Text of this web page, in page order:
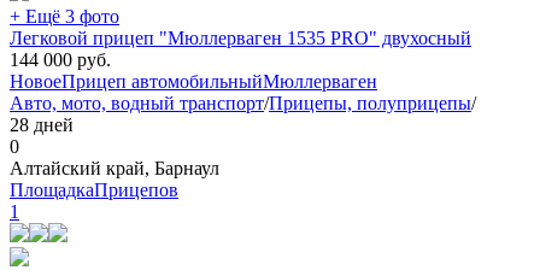
+ Ещё 3 фото
Легковой прицеп "Мюллерваген 1535 PRO" двухосный
144 000 руб.
НовоеПрицеп автомобильныйМюллерваген
Авто, мото, водный транспорт/Прицепы, полуприцепы/
28 дней
0
Алтайский край, Барнаул
ПлощадкаПрицепов
1